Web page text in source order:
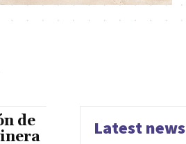
de
Latest news